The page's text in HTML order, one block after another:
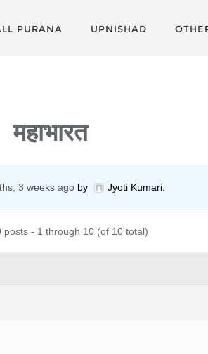
PURANA UPNISHAD
महाभारत
3 weeks agoby Jyoti Kumari.
posts - 1 through 10 (of 10 total)